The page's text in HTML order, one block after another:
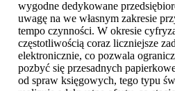
wygodne dedykowane
uwagę na we własnym zakresie
tempo czynności. W okresie
częstotliwością coraz liczniejsze
elektronicznie, co pozwala
pozbyć się przesadnych
od spraw księgowych, tego typu